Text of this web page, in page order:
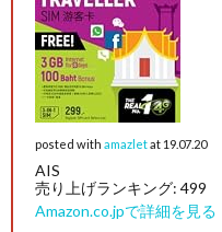
posted with amazletat 19.07.20
AIS
売り上げランキング: 499
Amazon.co.jpで詳細を見る